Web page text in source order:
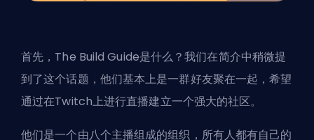
首先，The Build Guide是什么？我们在简介中稍微提
到了这个话题，他们基本上是一群好友聚在一起，希望
通过在Twitch上进行直播建立一个强大的社区。
他们是一个由八个主播组成的组织，所有人都有自己的